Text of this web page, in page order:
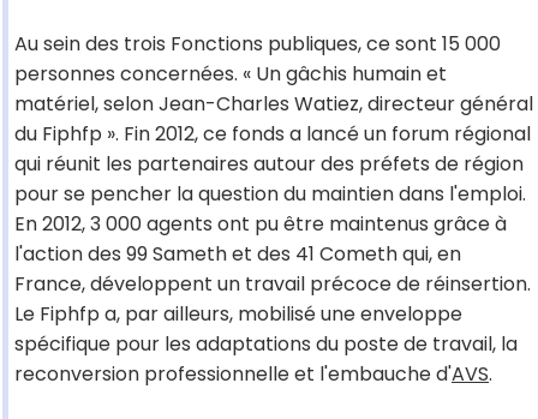
Au sein des trois Fonctions publiques, ce sont 15 000
personnes concernées. « Un gâchis humain et
matériel, selon Jean-Charles Watiez, directeur général
du Fiphfp ». Fin 2012, ce fonds a lancé un forum régional
qui réunit les partenaires autour des préfets de région
pour se pencher la question du maintien dans l'emploi.
En 2012, 3 000 agents ont pu être maintenus grâce à
l'action des 99 Sameth et des 41 Cometh qui, en
France, développent un travail précoce de réinsertion.
Le Fiphfp a, par ailleurs, mobilisé une enveloppe
spécifique pour les adaptations du poste de travail, la
reconversion professionnelle et l'embauche d'AVS.